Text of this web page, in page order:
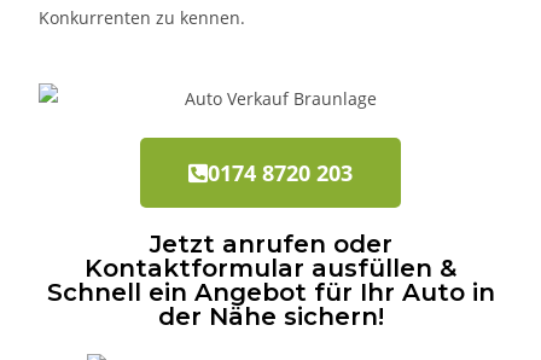
Konkurrenten zu kennen.
0174 8720 203
Jetzt anrufen oder
Kontaktformular ausfüllen &
Schnell ein Angebot für Ihr Auto in
der Nähe sichern!